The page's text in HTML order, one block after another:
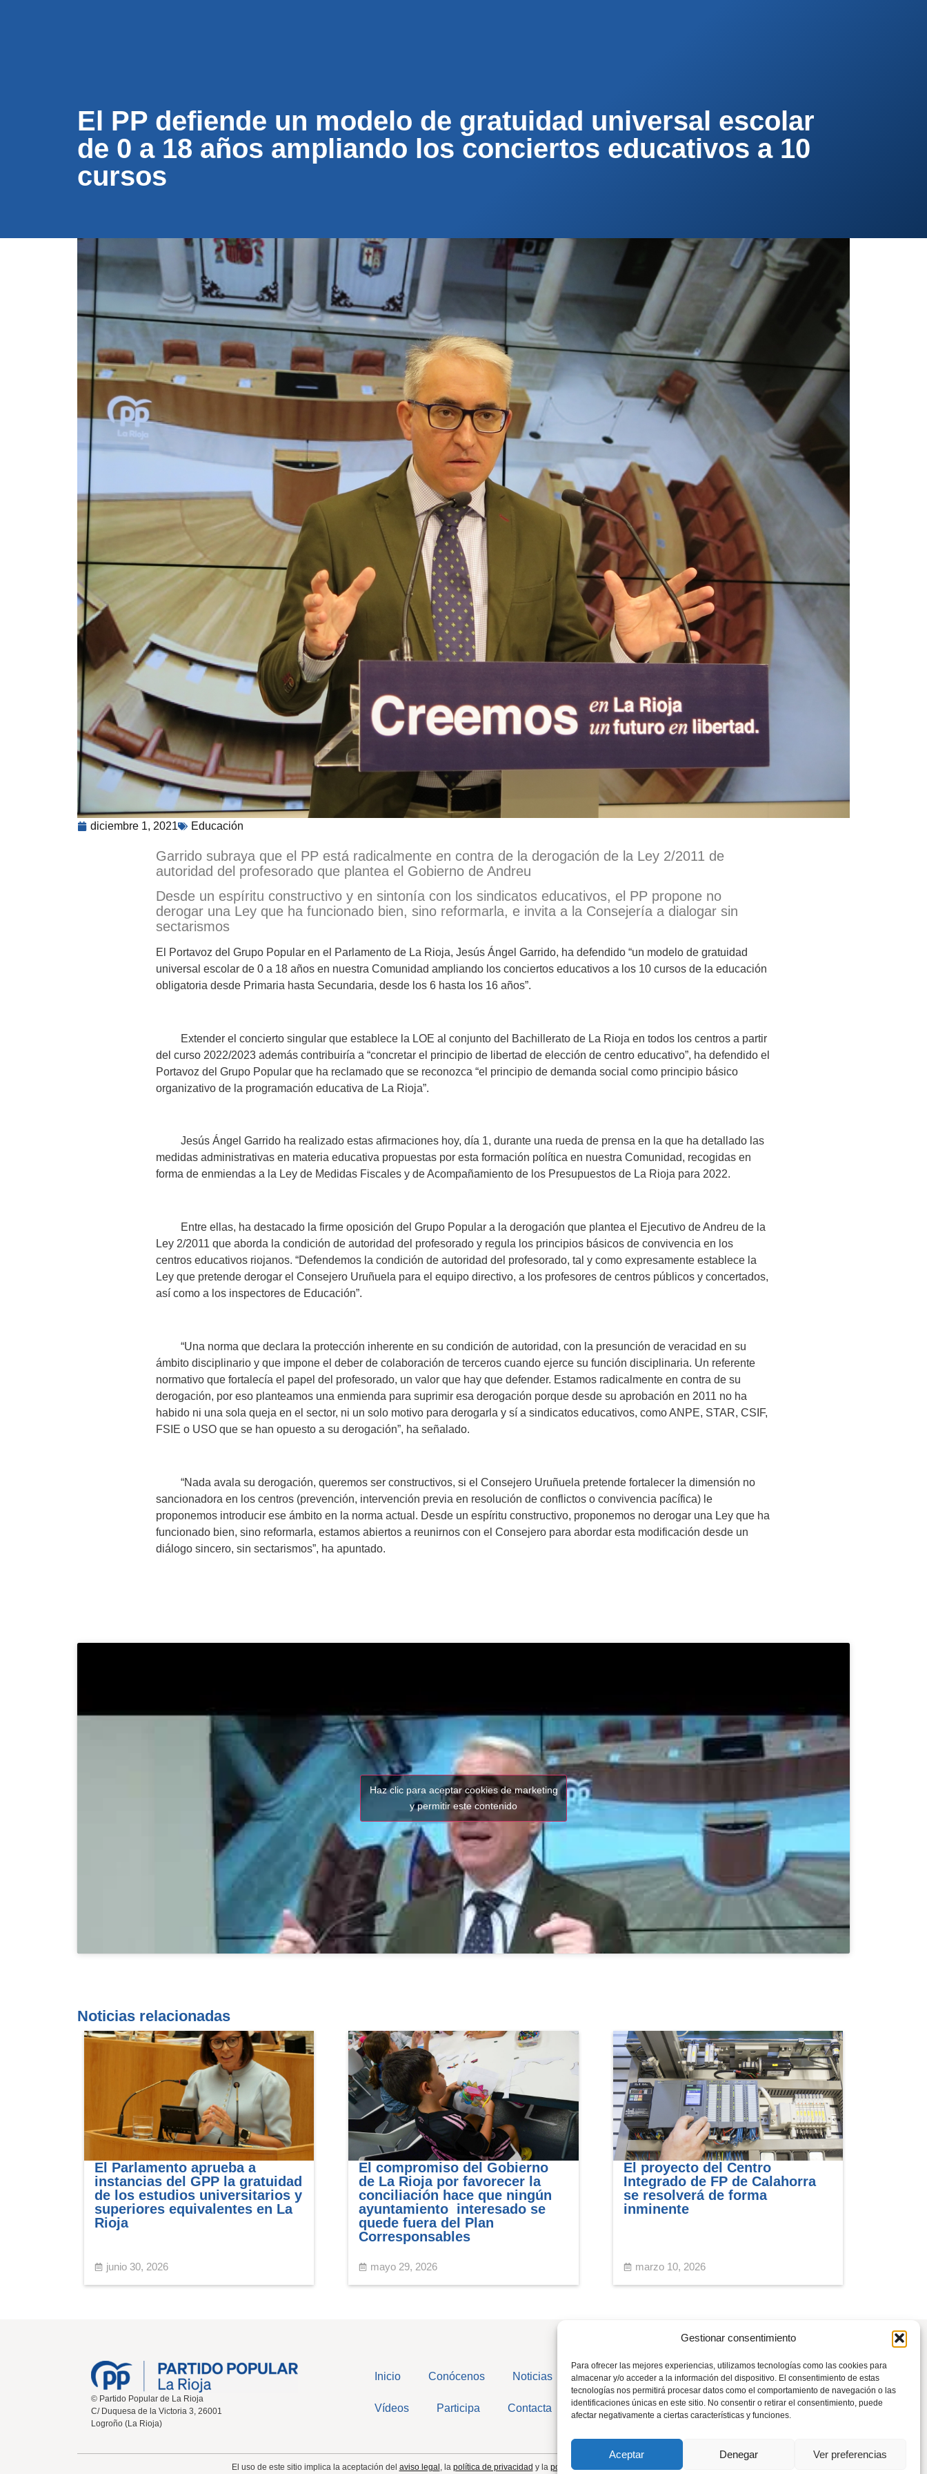
Gestionar consentimiento
Para ofrecer las mejores experiencias, utilizamos tecnologías como las cookies para
almacenar y/o acceder a la información del dispositivo. El consentimiento de estas
tecnologías nos permitirá procesar datos como el comportamiento de navegación o las
identificaciones únicas en este sitio. No consentir o retirar el consentimiento, puede
afectar negativamente a ciertas características y funciones.
Aceptar Denegar Ver preferencias
El PP defiende un modelo de gratuidad universal escolar
de 0 a 18 años ampliando los conciertos educativos a 10
cursos
diciembre 1, 2021 Educación
Garrido subraya que el PP está radicalmente en contra de la derogación de la Ley 2/2011 de
autoridad del profesorado que plantea el Gobierno de Andreu
Desde un espíritu constructivo y en sintonía con los sindicatos educativos, el PP propone no
derogar una Ley que ha funcionado bien, sino reformarla, e invita a la Consejería a dialogar sin
sectarismos
El Portavoz del Grupo Popular en el Parlamento de La Rioja, Jesús Ángel Garrido, ha defendido “un modelo de gratuidad
universal escolar de 0 a 18 años en nuestra Comunidad ampliando los conciertos educativos a los 10 cursos de la educación
obligatoria desde Primaria hasta Secundaria, desde los 6 hasta los 16 años”.
Extender el concierto singular que establece la LOE al conjunto del Bachillerato de La Rioja en todos los centros a partir
del curso 2022/2023 además contribuiría a “concretar el principio de libertad de elección de centro educativo”, ha defendido el
Portavoz del Grupo Popular que ha reclamado que se reconozca “el principio de demanda social como principio básico
organizativo de la programación educativa de La Rioja”.
Jesús Ángel Garrido ha realizado estas afirmaciones hoy, día 1, durante una rueda de prensa en la que ha detallado las
medidas administrativas en materia educativa propuestas por esta formación política en nuestra Comunidad, recogidas en
forma de enmiendas a la Ley de Medidas Fiscales y de Acompañamiento de los Presupuestos de La Rioja para 2022.
Entre ellas, ha destacado la firme oposición del Grupo Popular a la derogación que plantea el Ejecutivo de Andreu de la
Ley 2/2011 que aborda la condición de autoridad del profesorado y regula los principios básicos de convivencia en los
centros educativos riojanos. “Defendemos la condición de autoridad del profesorado, tal y como expresamente establece la
Ley que pretende derogar el Consejero Uruñuela para el equipo directivo, a los profesores de centros públicos y concertados,
así como a los inspectores de Educación”.
“Una norma que declara la protección inherente en su condición de autoridad, con la presunción de veracidad en su
ámbito disciplinario y que impone el deber de colaboración de terceros cuando ejerce su función disciplinaria. Un referente
normativo que fortalecía el papel del profesorado, un valor que hay que defender. Estamos radicalmente en contra de su
derogación, por eso planteamos una enmienda para suprimir esa derogación porque desde su aprobación en 2011 no ha
habido ni una sola queja en el sector, ni un solo motivo para derogarla y sí a sindicatos educativos, como ANPE, STAR, CSIF,
FSIE o USO que se han opuesto a su derogación”, ha señalado.
“Nada avala su derogación, queremos ser constructivos, si el Consejero Uruñuela pretende fortalecer la dimensión no
sancionadora en los centros (prevención, intervención previa en resolución de conflictos o convivencia pacífica) le
proponemos introducir ese ámbito en la norma actual. Desde un espíritu constructivo, proponemos no derogar una Ley que ha
funcionado bien, sino reformarla, estamos abiertos a reunirnos con el Consejero para abordar esta modificación desde un
diálogo sincero, sin sectarismos”, ha apuntado.
Haz clic para aceptar cookies de marketing
y permitir este contenido
Noticias relacionadas
El Parlamento aprueba a
instancias del GPP la gratuidad
de los estudios universitarios y
superiores equivalentes en La
Rioja
junio 30, 2026
El compromiso del Gobierno
de La Rioja por favorecer la
conciliación hace que ningún
ayuntamiento interesado se
quede fuera del Plan
Corresponsables
mayo 29, 2026
El proyecto del Centro
Integrado de FP de Calahorra
se resolverá de forma
inminente
marzo 10, 2026
© Partido Popular de La Rioja
C/ Duquesa de la Victoria 3, 26001
Logroño (La Rioja)
Inicio Conócenos Noticias
Vídeos Participa Contacta
Tel: 941 226 108
El uso de este sitio implica la aceptación del aviso legal , la política de privacidad y la política de cookies del Partido Popular.